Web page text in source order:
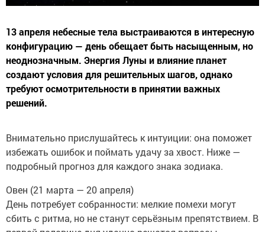
13 апреля небесные тела выстраиваются в интересную
конфигурацию — день обещает быть насыщенным, но
неоднозначным. Энергия Луны и влияние планет
создают условия для решительных шагов, однако
требуют осмотрительности в принятии важных
решений.
Внимательно прислушайтесь к интуиции: она поможет
избежать ошибок и поймать удачу за хвост. Ниже —
подробный прогноз для каждого знака зодиака.
Овен (21 марта — 20 апреля)
День потребует собранности: мелкие помехи могут
сбить с ритма, но не станут серьёзным препятствием. В